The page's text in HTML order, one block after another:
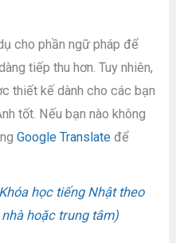
cho phần ngữ pháp để
tiếp thu hơn. Tuy nhiên,
thiết kế dành cho các bạn
tốt. Nếu bạn nào không
Google Translate để
Khóa học tiếng Nhật theo
hoặc trung tâm)